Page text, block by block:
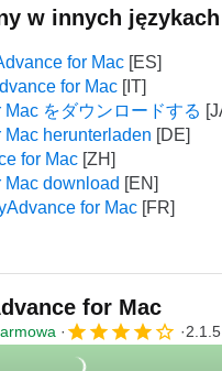
w innych językach
for Mac
for Mac
をダウンロードする
herunterladen
for Mac
download
for Mac
for Mac
2.1.5